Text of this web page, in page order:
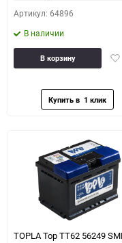
Артикул: 64896
В наличии
В корзину
TOPLA Top TT62 56249